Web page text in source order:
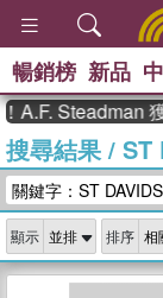
暢銷榜 新品
Steadman 獲年
搜尋結果/ ST
關鍵字：ST
顯示 排序